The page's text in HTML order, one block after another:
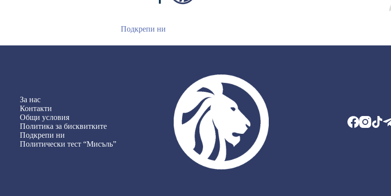
Подкрепи ни
За нас
Контакти
Общи условия
Политика за бисквитките
Подкрепи ни
Политически тест “Мисъль”